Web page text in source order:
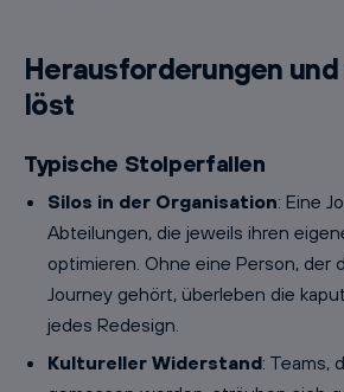
Herausforderungen und
löst
Typische Stolperfallen
Silos in der Organisation: Eine
Abteilungen, die jeweils ihren
optimieren. Ohne eine Person, der
Journey gehört, überleben die
jedes Redesign.
Kultureller Widerstand: Teams,